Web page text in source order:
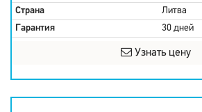
Страна
Литва
Гарантия
30 дней
Узнать цену